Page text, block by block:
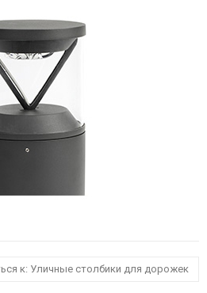
к: Уличные столбики для дорожек